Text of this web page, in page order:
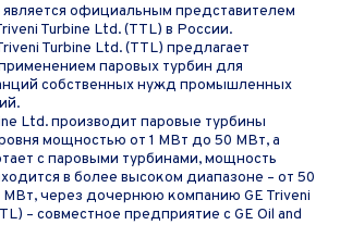
официальным представителем
Turbine Ltd. (TTL) в России.
Turbine Ltd. (TTL) предлагает
паровых турбин для
собственных нужд промышленных
Ltd. производит паровые турбины
мощностью от 1 МВт до 50 МВт, а
с паровыми турбинами, мощность
в более высоком диапазоне – от 50
через дочернюю компанию GE Triveni
– совместное предприятие с GE Oil and